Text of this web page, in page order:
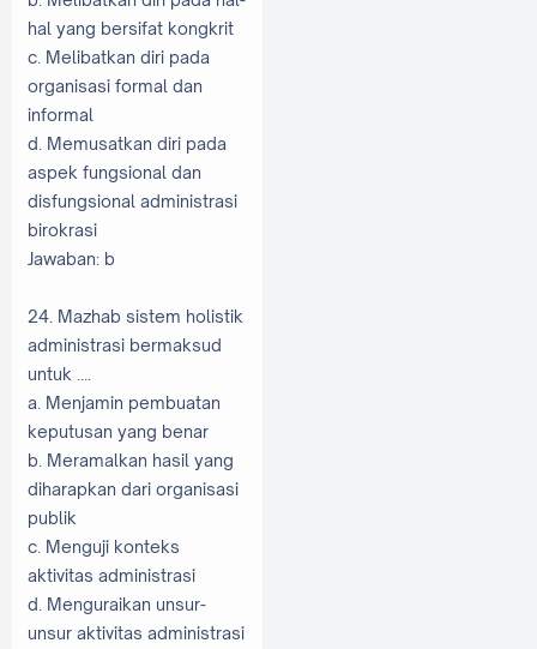
hal yang bersifat kongkrit
c. Melibatkan diri pada
organisasi formal dan
informal
d. Memusatkan diri pada
aspek fungsional dan
disfungsional administrasi
birokrasi
Jawaban: b
24. Mazhab sistem holistik
administrasi bermaksud
untuk ....
a. Menjamin pembuatan
keputusan yang benar
b. Meramalkan hasil yang
diharapkan dari organisasi
publik
c. Menguji konteks
aktivitas administrasi
d. Menguraikan unsur-
unsur aktivitas administrasi